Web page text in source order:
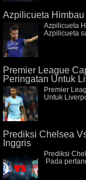
Azpilicueta
Azpilicueta
Azpilicueta
Premier League
Peringatan Untuk
Premier
Untuk
Prediksi Chelsea
Inggris
Prediksi
Pada